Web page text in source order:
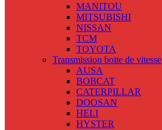
MANITOU
MITSUBISHI
NISSAN
TCM
TOYOTA
Transmission boite de vitesse
AUSA
BOBCAT
CATERPILLAR
DOOSAN
HELI
HYSTER